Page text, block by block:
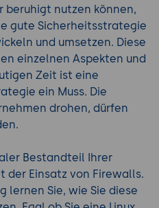
nutzen können,
gute Sicherheitsstrategie
und umsetzen. Diese
einzelnen Aspekten und
Zeit ist eine
ein Muss. Die
drohen, dürfen
Bestandteil Ihrer
Einsatz von Firewalls.
lernen Sie, wie Sie diese